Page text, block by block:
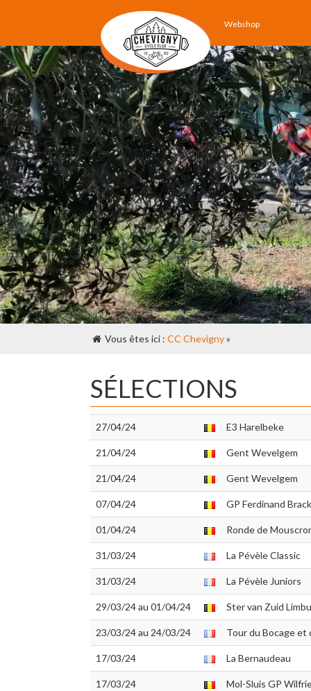
Webshop
Vous êtes ici : CC Chevigny»
SÉLECTIONS
27/04/24 E3 Harelbeke
21/04/24 Gent Wevelgem
21/04/24 Gent Wevelgem
07/04/24 GP Ferdinand
01/04/24 Ronde de
31/03/24 La Pévèle Classic
31/03/24 La Pévèle Juniors
29/03/24 au 01/04/24 Ster van Zuid
23/03/24 au 24/03/24 Tour du Bocage et
17/03/24 La Bernaudeau
17/03/24 Mol-Sluis GP